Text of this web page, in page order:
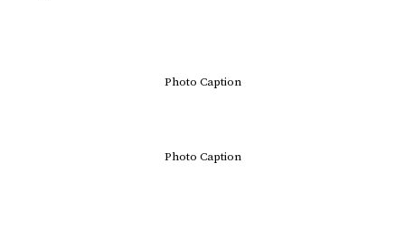
Photo Caption
Photo Caption